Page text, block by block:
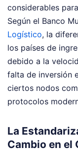
considerables
Según el Banco
Logístico, la
los países de
debido a la
falta de inversión
ciertos nodos
protocolos
La
Cambio en el